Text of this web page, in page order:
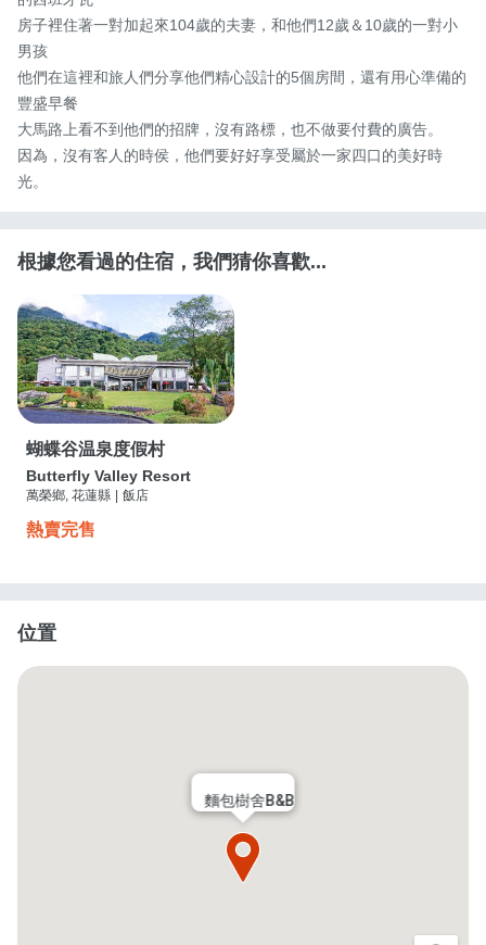
房子裡住著一對加起來104歲的夫妻，和他們12歲＆10歲的一對小
男孩
他們在這裡和旅人們分享他們精心設計的5個房間，還有用心準備的
豐盛早餐
大馬路上看不到他們的招牌，沒有路標，也不做要付費的廣告。
因為，沒有客人的時侯，他們要好好享受屬於一家四口的美好時
光。
根據您看過的住宿，我們猜你喜歡...
蝴蝶谷温泉度假村
Butterfly Valley Resort
萬榮鄉, 花蓮縣 | 飯店
熱賣完售
位置
麵包樹舍B&B